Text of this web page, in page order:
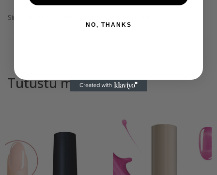
Sinun on
Tutustu myös
NO, THANKS